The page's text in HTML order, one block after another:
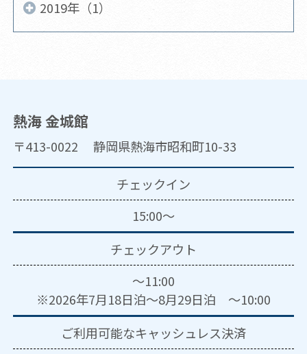
2019年（1）
熱海 金城館
〒413-0022 静岡県熱海市昭和町10-33
チェックイン
15:00～
チェックアウト
～11:00
※2026年7月18日泊～8月29日泊 ～10:00
ご利用可能なキャッシュレス決済